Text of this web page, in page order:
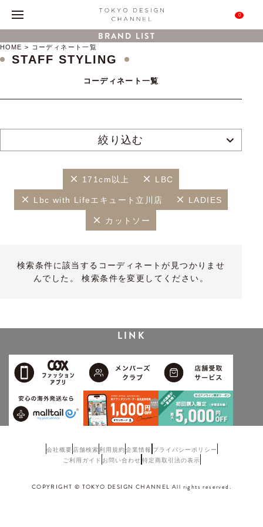
0
BRAND LIST
HOME コーディネート一覧
STAFF STYLING
コーディネート一覧
絞り込む
171cm以上 LBC
Lbc with Lifeエキュート立川店 LADIES
カットソー
検索条件に該当するコーディネートが見つかりませ
んでした。 検索条件を変更してください。
LINK
会社概要 店舗検索利用規約企業情報 プライバシーポリシー
ご利用ガイド お問い合わせ 特定商取引法の表示
COPYRIGHT © TOKYO DESIGN CHANNEL All rights reserved.